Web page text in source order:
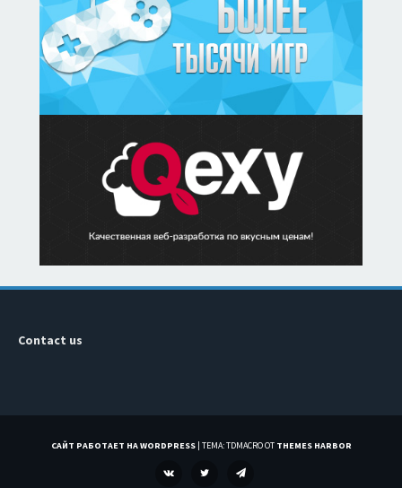
Contact us
САЙТ РАБОТАЕТ НА WORDPRESS ТЕМА: TDMACRO ОТ THEMES HARBOR
TWITTER